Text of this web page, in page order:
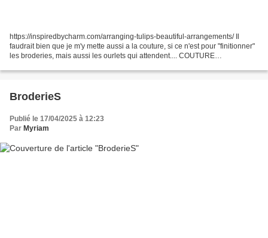
https://inspiredbycharm.com/arranging-tulips-beautiful-arrangements/ Il
faudrait bien que je m'y mette aussi a la couture, si ce n'est pour "finitionner"
les broderies, mais aussi les ourlets qui attendent.... COUTURE
BroderieS
Publié le 17/04/2025 à 12:23
Par Myriam